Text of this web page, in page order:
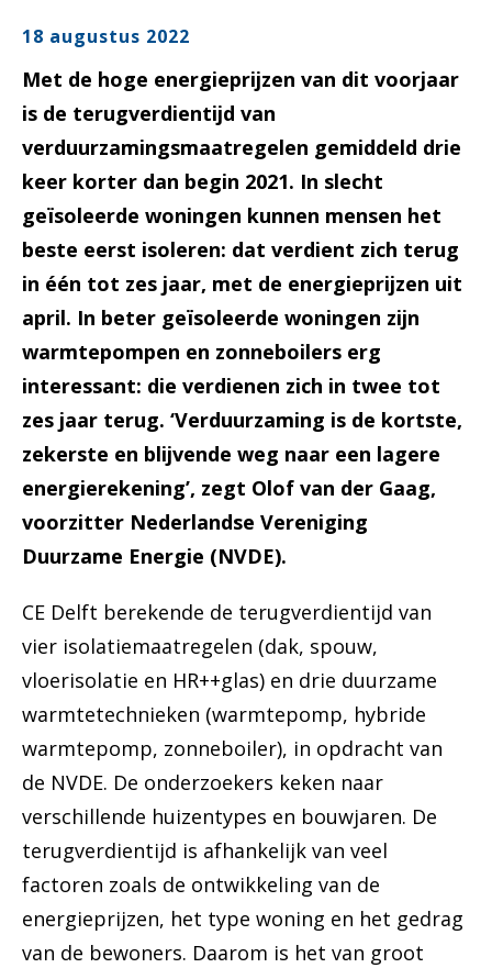
18 augustus 2022
Met de hoge energieprijzen van dit voorjaar
is de terugverdientijd van
verduurzamingsmaatregelen gemiddeld drie
keer korter dan begin 2021. In slecht
geïsoleerde woningen kunnen mensen het
beste eerst isoleren: dat verdient zich terug
in één tot zes jaar, met de energieprijzen uit
april. In beter geïsoleerde woningen zijn
warmtepompen en zonneboilers erg
interessant: die verdienen zich in twee tot
zes jaar terug. ‘Verduurzaming is de kortste,
zekerste en blijvende weg naar een lagere
energierekening’, zegt Olof van der Gaag,
voorzitter Nederlandse Vereniging
Duurzame Energie (NVDE).
CE Delft berekende de terugverdientijd van
vier isolatiemaatregelen (dak, spouw,
vloerisolatie en HR++glas) en drie duurzame
warmtetechnieken (warmtepomp, hybride
warmtepomp, zonneboiler), in opdracht van
de NVDE. De onderzoekers keken naar
verschillende huizentypes en bouwjaren. De
terugverdientijd is afhankelijk van veel
factoren zoals de ontwikkeling van de
energieprijzen, het type woning en het gedrag
van de bewoners. Daarom is het van groot